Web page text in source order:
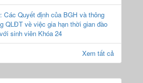
Các Quyết định của BGH và thông
QLĐT về việc gia hạn thời gian đào
sinh viên Khóa 24
Xem tất cả